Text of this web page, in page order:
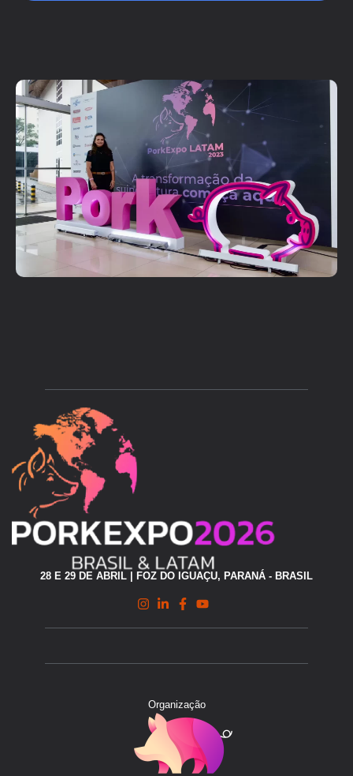
28 E 29 DE ABRIL | FOZ DO IGUAÇU, PARANÁ - BRASIL
Organização